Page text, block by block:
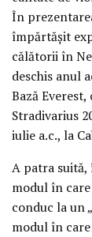
În
împărtășit
călătorii în
deschis anul
Bază
Stradivarius
iulie a.c., la
A patra
modul în
conduc la un
modul în